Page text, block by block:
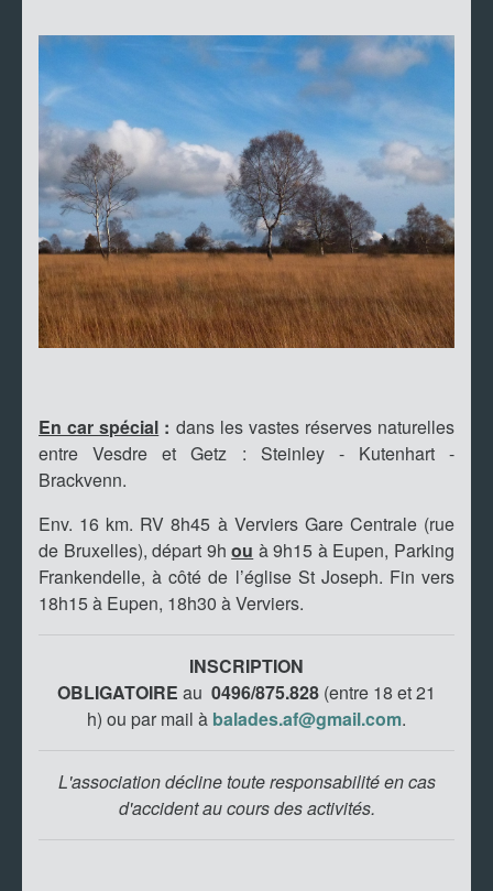
En car spécial : dans les vastes réserves naturelles
entre Vesdre et Getz : Steinley - Kutenhart -
Brackvenn.
Env. 16 km. RV 8h45 à Verviers Gare Centrale (rue
de Bruxelles), départ 9hou à 9h15 à Eupen, Parking
Frankendelle, à côté de l’église St Joseph. Fin vers
18h15 à Eupen, 18h30 à Verviers.
INSCRIPTION
OBLIGATOIRE au 0496/875.828 (entre 18 et 21
h) ou par mail à balades.af@gmail.com.
L'association décline toute responsabilité en cas
d'accident au cours des activités.